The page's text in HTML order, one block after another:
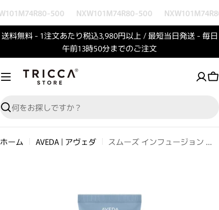
500 NXW101M74R80-500
送料無料 - 1注文あたり税込3,980円以上 / 最短当日発送 - 毎日
午前13時50分までのご注文
検索
ホーム AVEDA | アヴェダ
スムーズ インフュージョン コンディショナー